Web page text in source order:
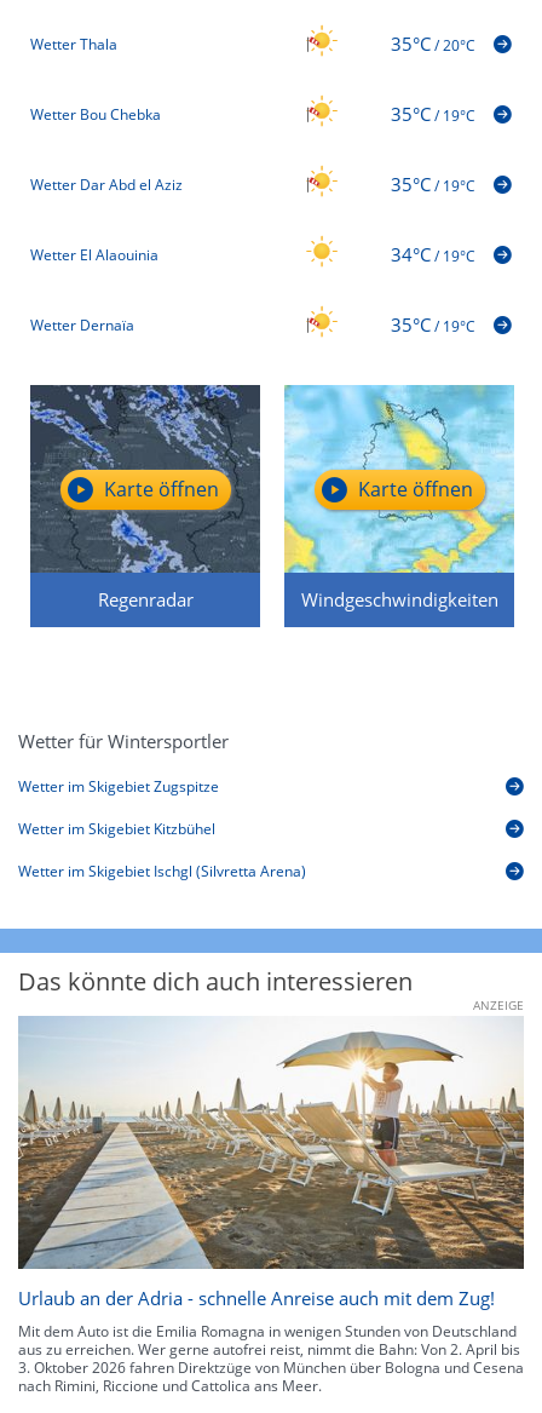
Wetter Thala 35°C/20°C
Wetter Bou Chebka 35°C/19°C
Wetter Dar Abd el Aziz 35°C/19°C
Wetter El Alaouinia 34°C/19°C
Wetter Dernaïa 35°C/19°C
Regenradar
Karte öffnen
Windgeschwindigkeiten
Karte öffnen
Wetter für Wintersportler
Wetter im Skigebiet Zugspitze
Wetter im Skigebiet Kitzbühel
Wetter im Skigebiet Ischgl (Silvretta Arena)
Das könnte dich auch interessieren
ANZEIGE
Urlaub an der Adria - schnelle Anreise auch mit dem Zug!
Mit dem Auto ist die Emilia Romagna in wenigen Stunden von Deutschland
aus zu erreichen. Wer gerne autofrei reist, nimmt die Bahn: Von 2. April bis
3. Oktober 2026 fahren Direktzüge von München über Bologna und Cesena
nach Rimini, Riccione und Cattolica ans Meer.